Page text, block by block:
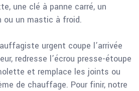
une clé à panne carré, un
un mastic à froid.
urgent coupe l’arrivée
redresse l’écrou presse-étoupe
et remplace les joints ou
de chauffage. Pour finir, notre